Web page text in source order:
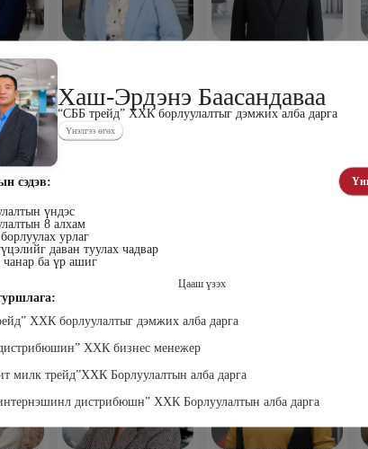
Хаш-Эрдэнэ Баасандаваа
“СББ трейд” ХХК борлуулалтыг дэмжих алба дарга
Үнэлгээ өгөх
сэдэв:
үндэс
8 алхам
урлаг
даван туулах чадвар
ба үр ашиг
Цааш үзэх
ХХК борлуулалтыг дэмжих алба дарга
дистрибюшин” ХХК бизнес менежер
милк трейд”ХХК Борлуулалтын алба дарга
дистрибюшн” ХХК Борлуулалтын алба дарга
Мөнгөнрейс